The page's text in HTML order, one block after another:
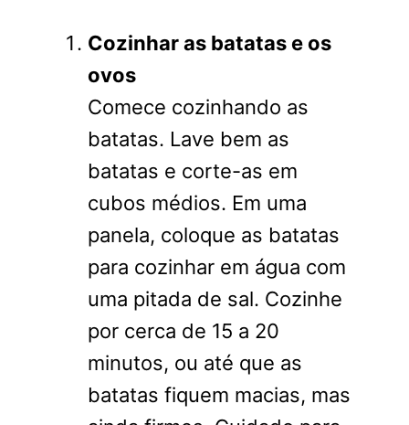
Cozinhar as batatas e os
ovos
Comece cozinhando as
batatas. Lave bem as
batatas e corte-as em
cubos médios. Em uma
panela, coloque as batatas
para cozinhar em água com
uma pitada de sal. Cozinhe
por cerca de 15 a 20
minutos, ou até que as
batatas fiquem macias, mas